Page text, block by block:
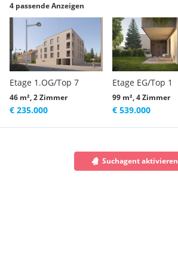
4 passende Anzeigen
Etage 1.OG/Top 7
46 m², 2 Zimmer
€ 235.000
Etage EG/Top 1
99 m², 4 Zimmer
€ 539.000
Suchagent aktivieren